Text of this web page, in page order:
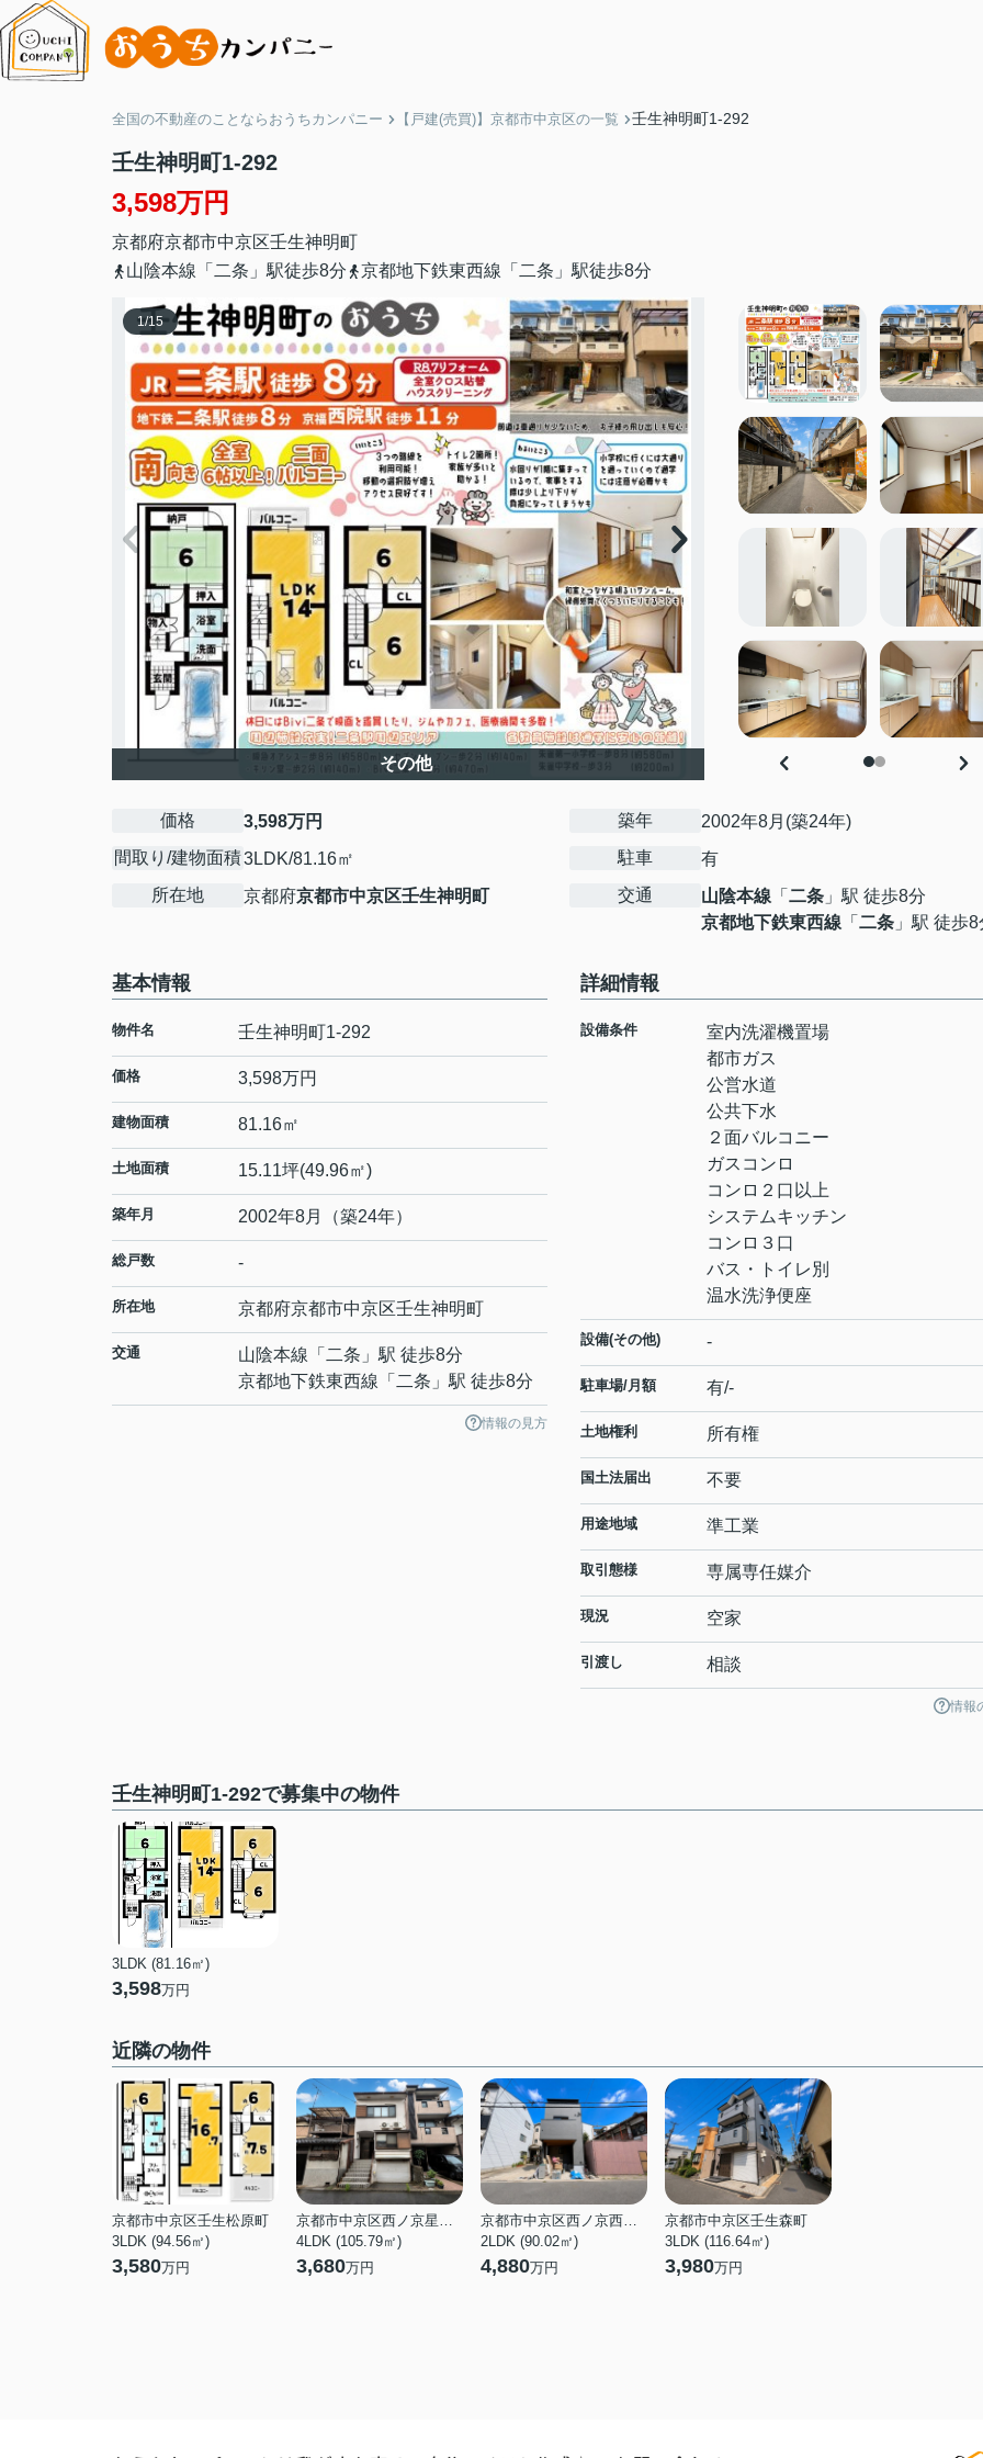
全国の不動産のことならおうちカンパニー 【戸建(売買)】京都市中京区の一覧 壬生神明町1-292
壬生神明町1-292
3,598万円
京都府京都市中京区壬生神明町
山陰本線「二条」駅徒歩8分
京都地下鉄東西線「二条」駅徒歩8分
1/15
その他
価格
3,598万円
間取り/建物面積3LDK/81.16㎡
所在地
京都府京都市中京区壬生神明町
築年
2002年8月(築24年)
駐車
有
交通
山陰本線 「 二条 」駅 徒歩8分
京都地下鉄東西線 「 二条 」駅 徒歩8
基本情報
物件名 壬生神明町1-292
価格 3,598万円
建物面積 81.16㎡
土地面積 15.11坪(49.96㎡)
築年月 2002年8月（築24年）
総戸数 -
所在地 京都府京都市中京区壬生神明町
交通 山陰本線 「 二条 」駅 徒歩8分
京都地下鉄東西線 「 二条 」駅 徒歩8分
情報の見方
詳細情報
設備条件
室内洗濯機置場
都市ガス
公営水道
公共下水
２面バルコニー
ガスコンロ
コンロ２口以上
システムキッチン
コンロ３口
バス・トイレ別
温水洗浄便座
設備(その他) -
駐車場/月額 有/-
土地権利 所有権
国土法届出 不要
用途地域 準工業
取引態様 専属専任媒介
現況 空家
引渡し 相談
情報
壬生神明町1-292で募集中の物件
3LDK (81.16㎡)
3,598万円
近隣の物件
京都市中京区壬生松原町
3LDK (94.56㎡)
3,580万円
京都市中京区西ノ京星池町
4LDK (105.79㎡)
3,680万円
京都市中京区西ノ京西中合町
2LDK (90.02㎡)
4,880万円
京都市中京区壬生森町
3LDK (116.64㎡)
3,980万円